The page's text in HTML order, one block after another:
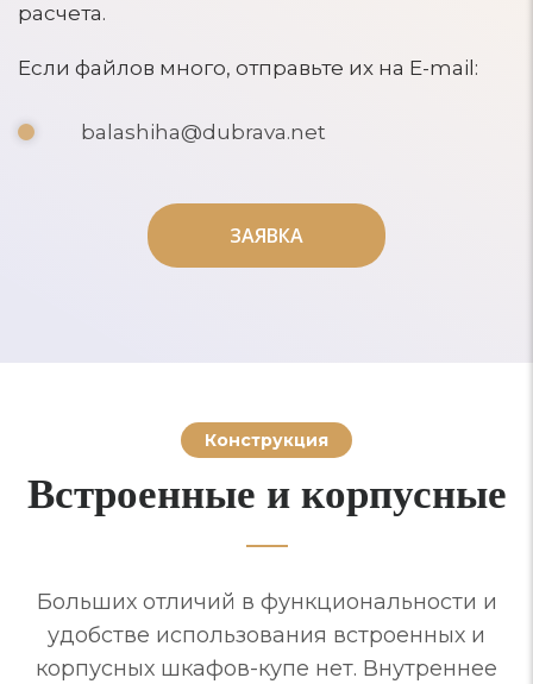
расчета.
Если файлов много, отправьте их на E-mail:
balashiha@dubrava.net
ЗАЯВКА
ЗАЯВКА
Конструкция
Встроенные и корпусные
Больших отличий в функциональности и
удобстве использования встроенных и
корпусных шкафов-купе нет. Внутреннее